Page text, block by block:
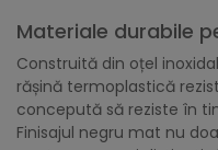
Materiale durabile
Construită din oțel
rășină termoplastică
concepută să reziste în
Finisajul negru mat nu